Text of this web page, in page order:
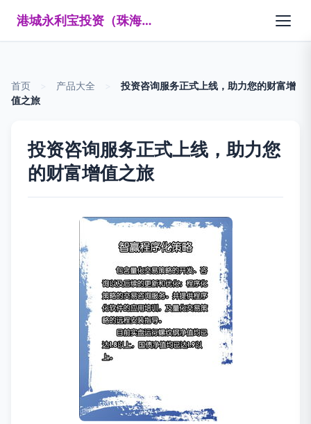
港城永利宝投资（珠海）有限公司
首页 产品大全
投资咨询服务正式上线，助力您的财富增
值之旅
投资咨询服务正式上线，助力您
的财富增值之旅